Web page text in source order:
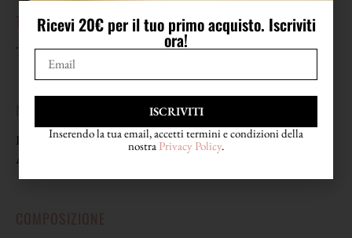
TAGLIA
Taglia unica
Larghezza 56 cm (da lato a lato)
Altezza 103,5 cm
Ricevi 20€ per il tuo primo acquisto. Iscriviti
ora!
ISCRIVITI
Inserendo la tua email, accetti termini e condizioni della
nostra Privacy Policy.